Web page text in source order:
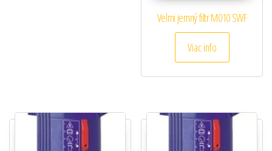
Velmi jemný filtr M010 SWF
Viac info